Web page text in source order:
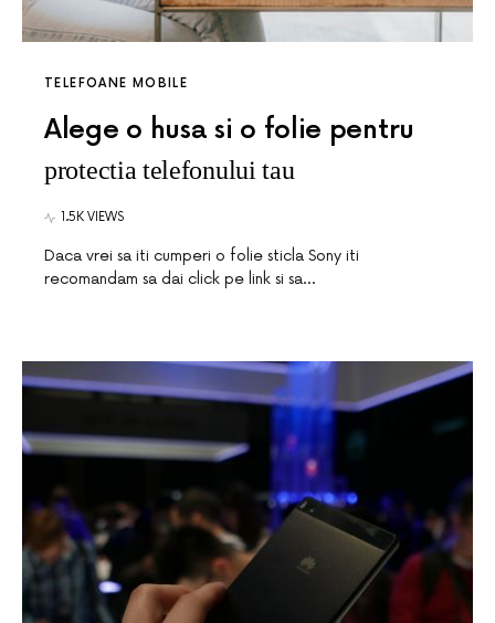
TELEFOANE MOBILE
Alege o husa si o folie pentru
protectia telefonului tau
1.5K VIEWS
Daca vrei sa iti cumperi o folie sticla Sony iti
recomandam sa dai click pe link si sa…